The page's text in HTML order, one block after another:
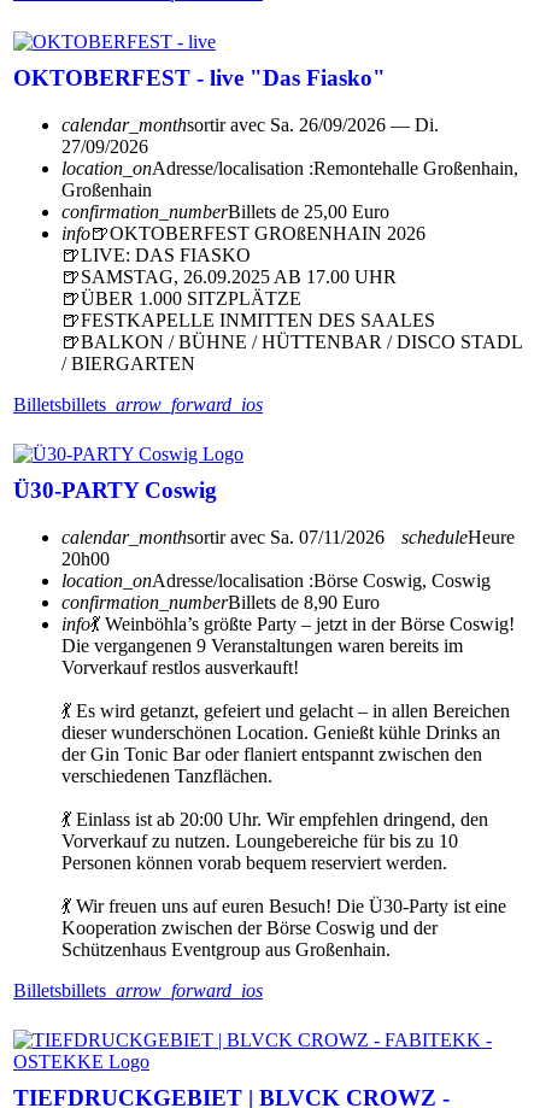
OKTOBERFEST - live "Das Fiasko"
calendar_monthsortir avec Sa. 26/09/2026 — Di.
27/09/2026
location_onAdresse/localisation :Remontehalle Großenhain,
Großenhain
confirmation_numberBillets de 25,00 Euro
info🍺OKTOBERFEST GROßENHAIN 2026
🍺LIVE: DAS FIASKO
🍺SAMSTAG, 26.09.2025 AB 17.00 UHR
🍺ÜBER 1.000 SITZPLÄTZE
🍺FESTKAPELLE INMITTEN DES SAALES
🍺BALKON / BÜHNE / HÜTTENBAR / DISCO STADL
/ BIERGARTEN
Billetsbillets arrow_forward_ios
Ü30-PARTY Coswig
calendar_monthsortir avec Sa. 07/11/2026 scheduleHeure
20h00
location_onAdresse/localisation :Börse Coswig, Coswig
confirmation_numberBillets de 8,90 Euro
info💃 Weinböhla’s größte Party – jetzt in der Börse Coswig!
Die vergangenen 9 Veranstaltungen waren bereits im
Vorverkauf restlos ausverkauft!
💃 Es wird getanzt, gefeiert und gelacht – in allen Bereichen
dieser wunderschönen Location. Genießt kühle Drinks an
der Gin Tonic Bar oder flaniert entspannt zwischen den
verschiedenen Tanzflächen.
💃 Einlass ist ab 20:00 Uhr. Wir empfehlen dringend, den
Vorverkauf zu nutzen. Loungebereiche für bis zu 10
Personen können vorab bequem reserviert werden.
💃 Wir freuen uns auf euren Besuch! Die Ü30-Party ist eine
Kooperation zwischen der Börse Coswig und der
Schützenhaus Eventgroup aus Großenhain.
Billetsbillets arrow_forward_ios
TIEFDRUCKGEBIET | BLVCK CROWZ -